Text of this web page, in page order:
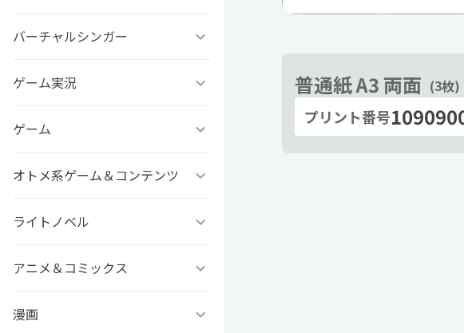
写真撮影背景
うちわ文字プリント
GIFUSHO 岐阜県立岐阜商
すにすて - SneakerStep
めておら - Meteorites -
騎士X - Knight X -
とぅるりぷ - True&Lip
ぼくたちのあそびば
ププ
豆柴富とのふたり暮らし
VASE
クラーテイル
ななし学園 方言研究会
描乃EMOイラストシリーズ
Art Stone Entertainment
バーチャルシンガー
TOKYO6キャラクターズ
ゲーム実況
アマル
ストグラカップル
モノパスイーツフェス
ゲーム
フライハイトクラウディア
ゲームその他
アイドルデスゲームTV
原神
オトメ系ゲーム＆コンテンツ
Clock over ORQUESTA
ときめきメモリアル Girl’s
ライトノベル
ビーンズ文庫24周年
MFブックス
アニメ＆コミックス
聖女の魔力は万能です
漫画
普通紙 A3 両面 (3枚)
プリント番号